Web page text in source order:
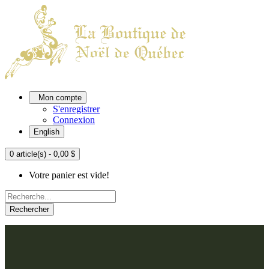
Mon compte
S'enregistrer
Connexion
English
0 article(s) - 0,00 $
Votre panier est vide!
Rechercher